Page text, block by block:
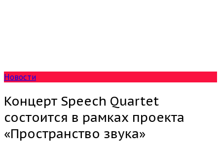
Новости
Концерт Speech Quartet
состоится в рамках проекта
«Пространство звука»